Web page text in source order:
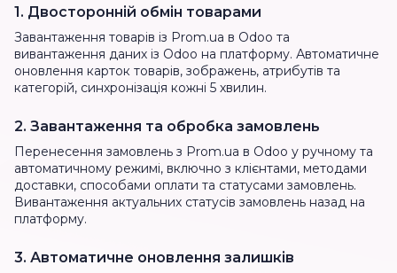
1. Двосторонній обмін товарами
Завантаження товарів із Prom.ua в Odoo та
вивантаження даних із Odoo на платформу. Автоматичне
оновлення карток товарів, зображень, атрибутів та
категорій, синхронізація кожні 5 хвилин.
2. Завантаження та обробка замовлень
Перенесення замовлень з Prom.ua в Odoo у ручному та
автоматичному режимі, включно з клієнтами, методами
доставки, способами оплати та статусами замовлень.
Вивантаження актуальних статусів замовлень назад на
платформу.
3. Автоматичне оновлення залишків